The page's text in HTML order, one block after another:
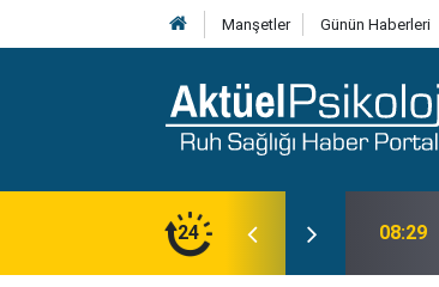
Manşetler Günün Haberleri
24
Klinik Özellikleri, Tanı Kriterleri ve
10:30